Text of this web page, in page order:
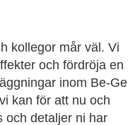
kollegor mår väl. Vi
och fördröja en
inom Be-Ge
kan för att nu och
och detaljer ni har